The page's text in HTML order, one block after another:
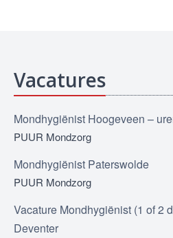
Vacatures
Mondhygiënist Hoogeveen –
PUUR Mondzorg
Mondhygiënist Paterswolde
PUUR Mondzorg
Vacature Mondhygiënist (1 of 2
Deventer